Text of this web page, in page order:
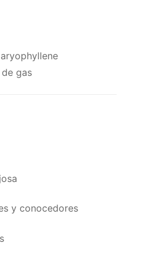
gas
y conocedores